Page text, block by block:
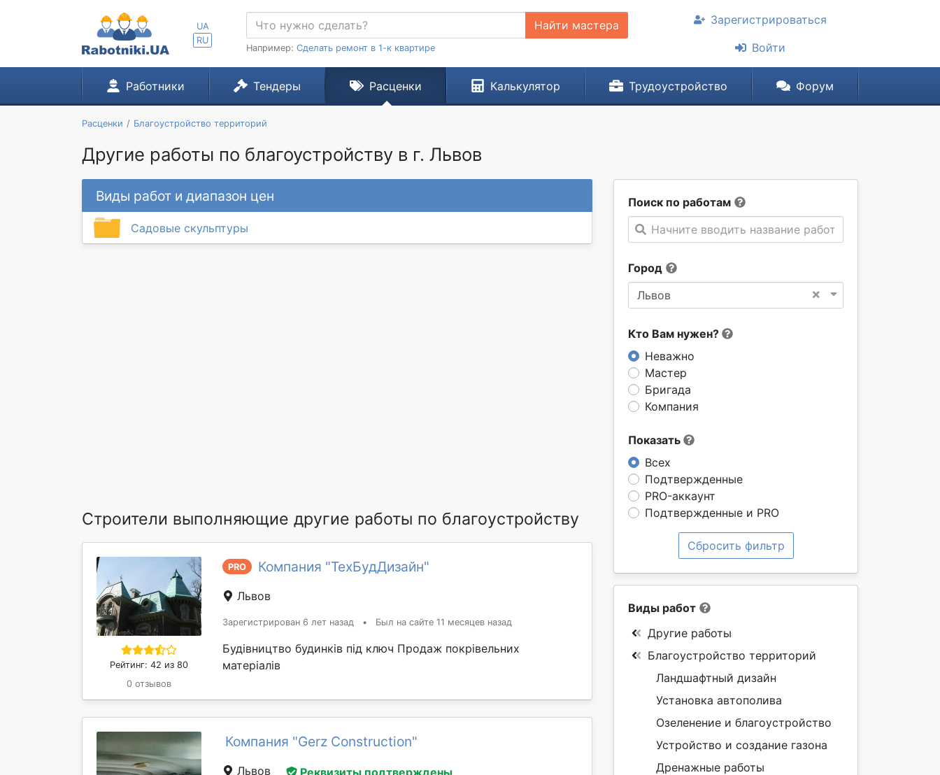
UA
RU
Найти мастера
Например: Сделать ремонт в 1-к квартире
Зарегистрироваться
Войти
Работники Тендеры Расценки Калькулятор Трудоустройство Форум
Расценки Благоустройство территорий
Другие работы по благоустройству в г. Львов
Поиск по работам
Начните вводить название работы
Город
×
Львов
Кто Вам нужен?
Неважно
Мастер
Бригада
Компания
Показать
Всех
Подтвержденные
PRO-аккаунт
Подтвержденные и PRO
Сбросить фильтр
Виды работ и диапазон цен
Садовые скульптуры
Строители выполняющие другие работы по благоустройству
Рейтинг: 42 из 80
0 отзывов
PRO Компания "ТехБудДизайн"
Львов
Зарегистрирован 6 лет назад • Был на сайте 11 месяцев назад
Будівництво будинків під ключ Продаж покрівельних
матеріалів
Компания "Gerz Construction"
Львов Реквизиты подтверждены
Виды работ
Другие работы
Благоустройство территорий
Ландшафтный дизайн
Установка автополива
Озеленение и благоустройство
Устройство и создание газона
Дренажные работы